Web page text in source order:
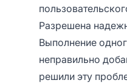
Разрешена
Выполнение
неправильно
решили эту